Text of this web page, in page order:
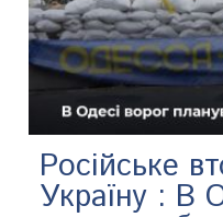
Російське
Україну : В